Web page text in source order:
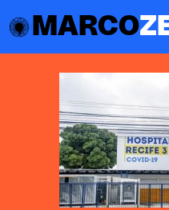
MARCO